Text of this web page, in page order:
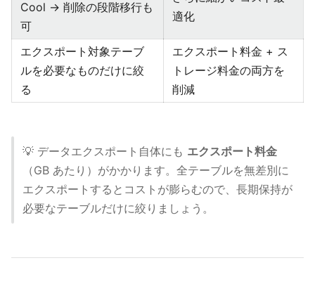
Cool → 削除の段階移行も
可
適化
エクスポート対象テーブ
ルを必要なものだけに絞
る
エクスポート料金 + ス
トレージ料金の両方を
削減
💡 データエクスポート自体にも エクスポート料金
（GB あたり）がかかります。全テーブルを無差別に
エクスポートするとコストが膨らむので、長期保持が
必要なテーブルだけに絞りましょう。